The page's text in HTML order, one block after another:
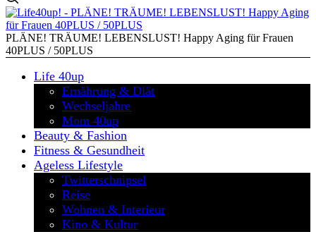
PLÄNE! TRÄUME! LEBENSLUST! Happy Aging für Frauen
40PLUS / 50PLUS
Life 40up
Ernährung & Diät
Wechseljahre
Mom 40up
Beauty & Fashion
Fitness & Gesundheit
Ageless Lifestyle
Twitterschnipsel
Reise
Wohnen & Interieur
Kino & Kultur